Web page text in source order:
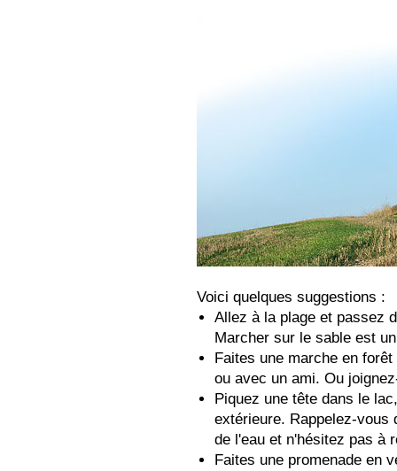
Voici quelques suggestions :
Allez à la plage et passez
Marcher sur le sable est
Faites une marche en
ou avec un ami. Ou
Piquez une tête dans le
extérieure. Rappelez-vous
de l'eau et n'hésitez pas à
Faites une promenade en